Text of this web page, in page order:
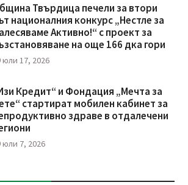
Твърдица печели за втори
националния конкурс „Нестле за
Активно!“ с проект за
на още 166 дка гори
юли 17, 2026
Кредит“ и Фондация „Мечта за
стартират мобилен кабинет за
здраве в отдалечени
юли 7, 2026